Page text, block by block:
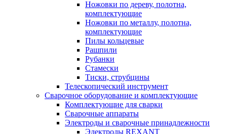
Ножовки по дереву, полотна,
комплектующие
Ножовки по металлу, полотна,
комплектующие
Пилы кольцевые
Рашпили
Рубанки
Стамески
Тиски, струбцины
Телескопический инструмент
Сварочное оборудование и комплектующие
Комплектующие для сварки
Сварочные аппараты
Электроды и сварочные принадлежности
Электроды REXANT